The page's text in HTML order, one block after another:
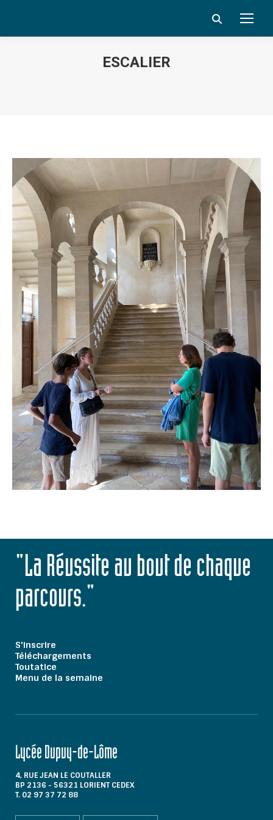
Search:
ESCALIER
"La Réussite au bout de chaque
parcours."
S'inscrire
Téléchargements
Toutatice
Menu de la semaine
Lycée Dupuy-de-Lôme
4, RUE JEAN LE COUTALLER
BP 2136 - 56321 LORIENT CEDEX
T. 02 97 37 72 88